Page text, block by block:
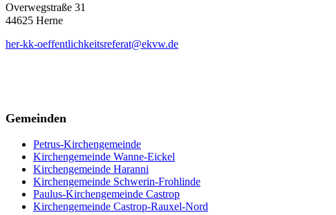
Overwegstraße 31
44625 Herne
her-kk-oeffentlichkeitsreferat@ekvw.de
Gemeinden
Petrus-Kirchengemeinde
Kirchengemeinde Wanne-Eickel
Kirchengemeinde Haranni
Kirchengemeinde Schwerin-Frohlinde
Paulus-Kirchengemeinde Castrop
Kirchengemeinde Castrop-Rauxel-Nord